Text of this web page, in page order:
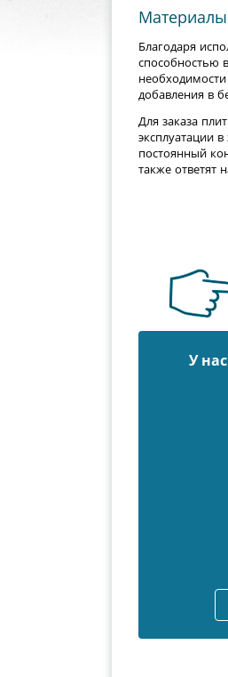
Материалы
Благодаря
способностью
добавления в
Для заказа
эксплуатации
постоянный
также ответят
У